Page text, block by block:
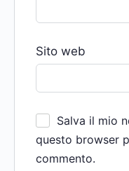
Sito web
Salva il mio
questo browser
commento.